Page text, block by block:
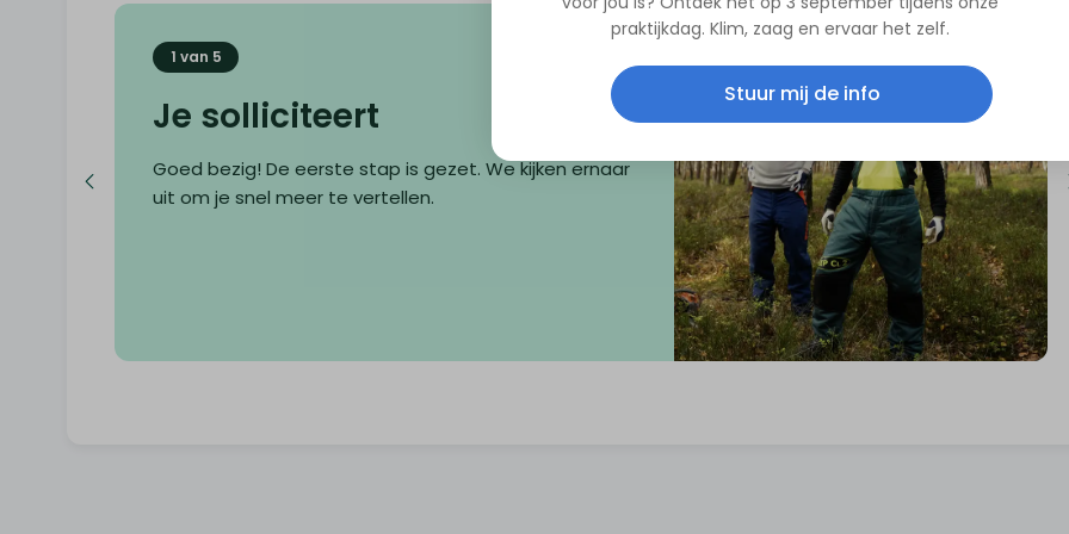
1 van 5
Je solliciteert
Goed bezig! De eerste stap is gezet. We kijken ernaar
uit om je snel meer te vertellen.
praktijkdag. Klim, zaag en ervaar het zelf.
Stuur mij de info